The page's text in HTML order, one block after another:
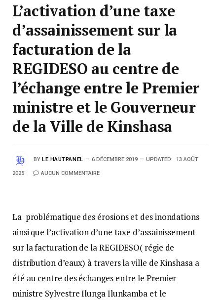
L’activation d’une taxe
d’assainissement sur la
facturation de la
REGIDESO au centre de
l’échange entre le Premier
ministre et le Gouverneur
de la Ville de Kinshasa
BY LE HAUTPANEL 6 DÉCEMBRE 2019 UPDATED: 13 AOÛT
2025 AUCUN COMMENTAIRE
La problématique des érosions et des inondations
ainsi que l’activation d’une taxe d’assainissement
sur la facturation de la REGIDESO( régie de
distribution d’eaux) à travers la ville de Kinshasa a
été au centre des échanges entre le Premier
ministre Sylvestre Ilunga Ilunkamba et le